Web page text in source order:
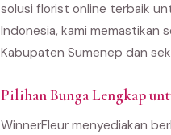
solusi florist online terbaik
Indonesia, kami memastikan
Kabupaten Sumenep dan
Pilihan Bunga Lengkap
WinnerFleur menyediakan